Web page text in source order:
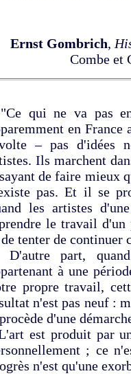
Ernst Gombrich,
Combe et
"Ce qui ne va pas
en
– pas d'idées
Ils marchent
de faire mieux
pas. Et il se
les artistes
le travail d'un
tenter de continuer
part, quand
à une
propre travail,
n'est pas neuf :
d'une
est produit par
; ce
n'est qu'une